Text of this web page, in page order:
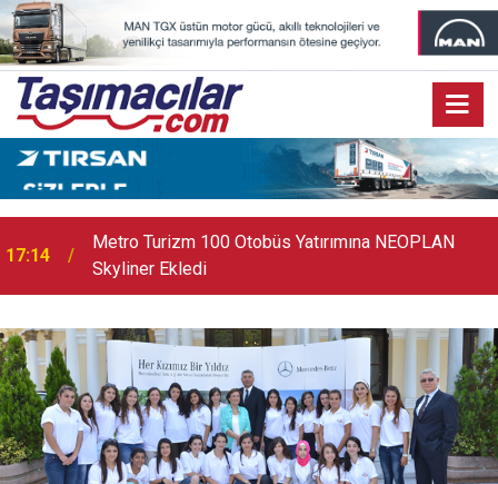
17:07 Audi Q9 Markanın En Büyük SUV Modeli Oldu